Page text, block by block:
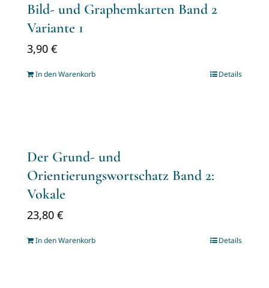
Bild- und Graphemkarten Band 2
Variante 1
3,90 €
In den Warenkorb Details
Der Grund- und
Orientierungswortschatz Band 2:
Vokale
23,80 €
In den Warenkorb Details